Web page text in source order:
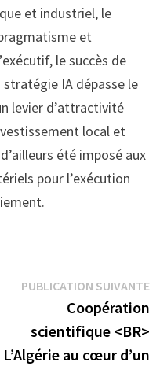
et industriel, le
et
le succès de
stratégie IA dépasse le
levier d’attractivité
local et
été imposé aux
pour l’exécution
PUBLICATION SUIVANTE
Coopération
scientifique <BR>
L’Algérie au cœur d’un